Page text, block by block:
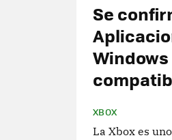
Se
XBOX
La Xbox es